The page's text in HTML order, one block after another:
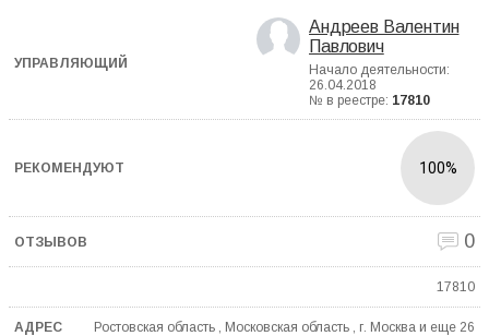
Андреев Валентин
Павлович
Начало деятельности:
26.04.2018
№ в реестре: 17810
100%
0
17810
Ростовская область , Московская область , г. Москва и еще 26